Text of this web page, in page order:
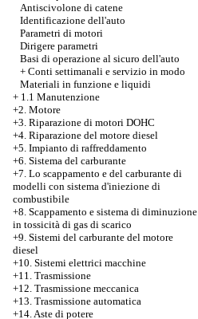
Antiscivolone di catene
Identificazione dell'auto
Parametri di motori
Dirigere parametri
Basi di operazione al sicuro dell'auto
+ Conti settimanali e servizio in modo
Materiali in funzione e liquidi
+ 1.1 Manutenzione
+2. Motore
+3. Riparazione di motori DOHC
+4. Riparazione del motore diesel
+5. Impianto di raffreddamento
+6. Sistema del carburante
+7. Lo scappamento e del carburante di
modelli con sistema d'iniezione di
combustibile
+8. Scappamento e sistema di diminuzione
in tossicità di gas di scarico
+9. Sistemi del carburante del motore
diesel
+10. Sistemi elettrici macchine
+11. Trasmissione
+12. Trasmissione meccanica
+13. Trasmissione automatica
+14. Aste di potere